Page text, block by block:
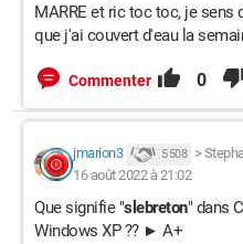
MARRE et ric toc toc, je sens
que j'ai couvert d'eau la
Commenter 0
jmarion3 5 508 >
16 août 2022 à 21:02
Que signifie "slebreton" dans
Windows XP ?? ► A+